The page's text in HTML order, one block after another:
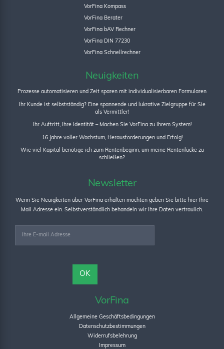
VorFina Kompass
VorFina Berater
VorFina bAV Rechner
VorFina DIN 77230
VorFina Schnellrechner
Neuigkeiten
Prozesse automatisieren und Zeit sparen mit individualisierbaren Formularen
Ihr Kunde ist selbstständig? Eine spannende und lukrative Zielgruppe für Sie
als Vermittler!
Ihr Auftritt, Ihre Identität – Machen Sie VorFina zu Ihrem System!
16 Jahre voller Wachstum, Herausforderungen und Erfolg!
Wie viel Kapital benötige ich zum Rentenbeginn, um meine Rentenlücke zu
schließen?
Newsletter
Wenn Sie Neuigkeiten über VorFina erhalten möchten geben Sie bitte hier Ihre
Mail Adresse ein. Selbstverständlich behandeln wir Ihre Daten vertraulich.
VorFina
Allgemeine Geschäftsbedingungen
Datenschutzbestimmungen
Widerrufsbelehrung
Impressum